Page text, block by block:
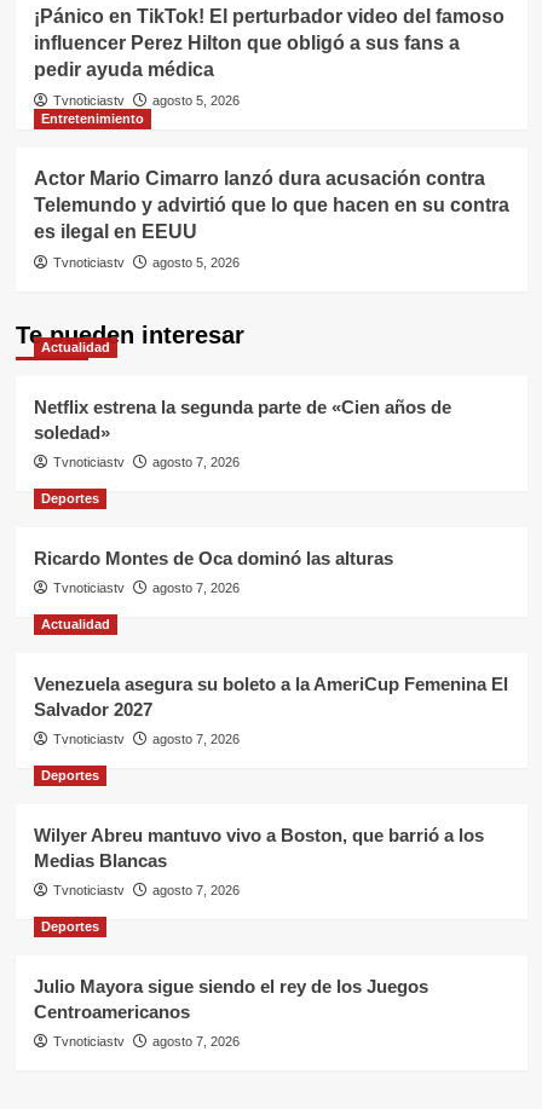
¡Pánico en TikTok! El perturbador video del famoso
influencer Perez Hilton que obligó a sus fans a
pedir ayuda médica
Tvnoticiastv
agosto 5, 2026
Entretenimiento
Actor Mario Cimarro lanzó dura acusación contra
Telemundo y advirtió que lo que hacen en su contra
es ilegal en EEUU
Tvnoticiastv agosto 5, 2026
Te pueden interesar
Actualidad
Netflix estrena la segunda parte de «Cien años de
soledad»
Tvnoticiastv agosto 7, 2026
Deportes
Ricardo Montes de Oca dominó las alturas
Tvnoticiastv agosto 7, 2026
Actualidad
Venezuela asegura su boleto a la AmeriCup Femenina El
Salvador 2027
Tvnoticiastv agosto 7, 2026
Deportes
Wilyer Abreu mantuvo vivo a Boston, que barrió a los
Medias Blancas
Tvnoticiastv agosto 7, 2026
Deportes
Julio Mayora sigue siendo el rey de los Juegos
Centroamericanos
Tvnoticiastv agosto 7, 2026